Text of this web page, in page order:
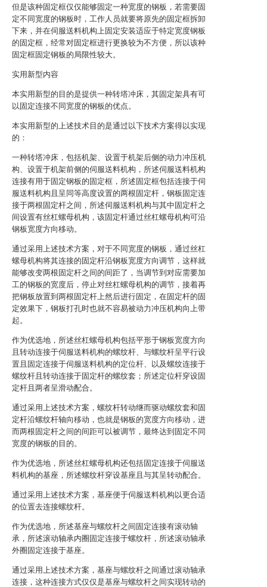
但是该种固定框仅仅能够固定一种宽度的钢板，若需要固
定不同宽度的钢板时，工作人员就要将原先的固定框拆卸
下来，并在伺服送料机构上固定安装适应于特定宽度钢板
的固定框，经常对固定框进行更换较为不方便，所以该种
固定框固定钢板的局限性较大。
实用新型内容
本实用新型的目的是提供一种转塔冲床，其固定架具有可
以固定连接不同宽度的钢板的优点。
本实用新型的上述技术目的是通过以下技术方案得以实现
的：
一种转塔冲床，包括机架、设置于机架后侧的动力冲压机
构、设置于机架前侧的伺服送料机构，所述伺服送料机构
连接有用于固定钢板的固定框，所述固定框包括连接于伺
服送料机构且呈同等高度设置的两根固定杆，钢板固定连
接于两根固定杆之间，所述伺服送料机构与其中固定杆之
间设置有丝杠螺母机构，该固定杆通过丝杠螺母机构可沿
钢板宽度方向移动。
通过采用上述技术方案，对于不同宽度的钢板，通过丝杠
螺母机构将其连接的固定杆沿钢板宽度方向调节，这样就
能够改变两根固定杆之间的间距了，当调节到对应需要加
工的钢板的宽度后，停止对丝杠螺母机构的调节，接着再
把钢板放置到两根固定杆上然后进行固定，在固定杆的固
定效果下，钢板打孔时也就不容易被动力冲压机构向上带
起。
作为优选地，所述丝杠螺母机构包括平形于钢板宽度方向
且转动连接于伺服送料机构的螺纹杆、与螺纹杆呈平行设
置且固定连接于伺服送料机构的定位杆、以及螺纹连接于
螺纹杆且转动连接于固定杆的螺纹套；所述定位杆穿设固
定杆且两者呈滑动配合。
通过采用上述技术方案，螺纹杆转动继而驱动螺纹套和固
定杆沿螺纹杆轴向移动，也就是钢板的宽度方向移动，进
而两根固定杆之间的间距可以被调节，最终达到固定不同
宽度的钢板的目的。
作为优选地，所述丝杠螺母机构还包括固定连接于伺服送
料机构的基座，所述螺纹杆穿设基座且与其呈转动配合。
通过采用上述技术方案，基座便于伺服送料机构以更合适
的位置去连接螺纹杆。
作为优选地，所述基座与螺纹杆之间固定连接有滚动轴
承，所述滚动轴承内圈固定连接于螺纹杆，所述滚动轴承
外圈固定连接于基座。
通过采用上述技术方案，基座与螺纹杆之间通过滚动轴承
连接，这种连接方式仅仅是基座与螺纹杆之间实现转动的